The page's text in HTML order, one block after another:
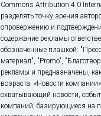
Commons Attribution 4.0
разделять точку зрения
опровержению и
содержание рекламы
обозначенные плашкой:
материал", "Promo",
рекламы и предназначены,
возраста. «Новости
охватывающий новости,
компаний, базирующиеся на